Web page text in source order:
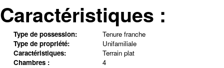
Caractéristiques :
Type de possession:
Tenure franche
Type de propriété:
Unifamiliale
Caractéristiques:
Terrain plat
Chambres :
4